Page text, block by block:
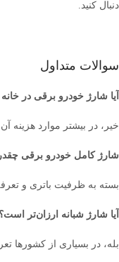
دنبال کنید.
سوالات متداول
آیا شارژ خودرو برقی در
خیر، در بیشتر موارد هزینه
شارژ کامل خودرو برقی چقدر
بسته به ظرفیت باتری و
آیا شارژ شبانه ارزان‌تر است؟
بله، در بسیاری از کشورها